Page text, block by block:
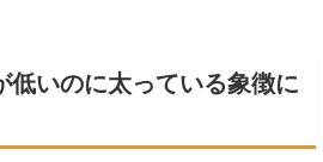
低いのに太っている象徴に